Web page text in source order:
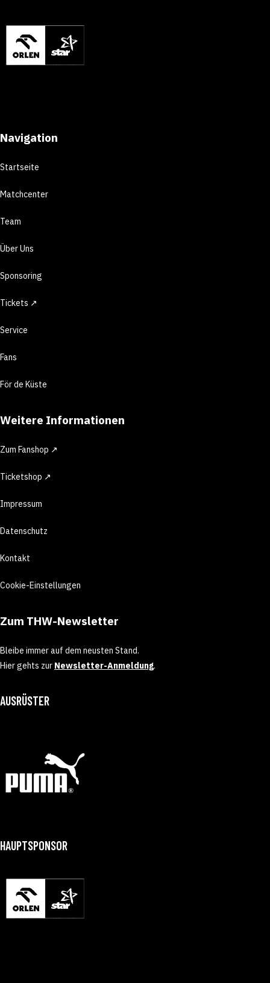
Navigation
Startseite
Matchcenter
Team
Über Uns
Sponsoring
Tickets ↗
Service
Fans
För de Küste
Weitere Informationen
Zum Fanshop ↗
Ticketshop ↗
Impressum
Datenschutz
Kontakt
Cookie-Einstellungen
Zum THW-Newsletter
Bleibe immer auf dem neusten Stand.
Hier gehts zur Newsletter-Anmeldung.
AUSRÜSTER
HAUPTSPONSOR